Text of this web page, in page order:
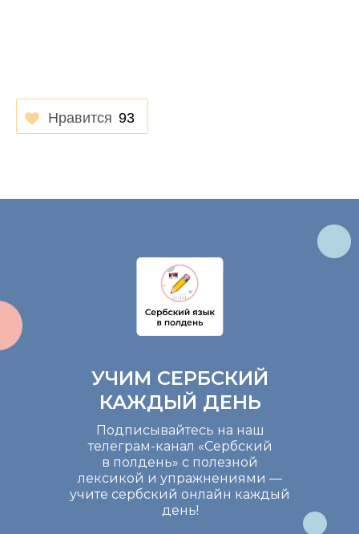
Нравится 93
УЧИМ СЕРБСКИЙ
КАЖДЫЙ ДЕНЬ
Подписывайтесь на наш
телеграм-канал «Сербский
в полдень» с полезной
лексикой и упражнениями —
учите сербский онлайн каждый
день!